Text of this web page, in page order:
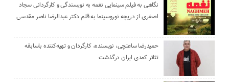
نگاهی به فیلم سینمایی نغمه به نویسندگی و کارگردانی سجاد
اصغری از دریچه نوروسینما به قلم دکتر عبدالرضا ناصر مقدسی
حمیدرضا ساعتچی، نویسنده، کارگردان و تهیه‌کننده باسابقه
تئاتر کمدی ایران درگذشت